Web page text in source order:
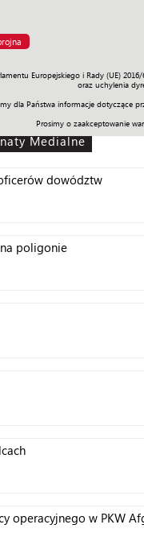
Europejskiego i Rady (UE)
oraz uchylenia
dla Państwa informacje dotyczące
Prosimy o zaakceptowanie
Prawo Świat
Medialne
dowództw
na poligonie
operacyjnego w PKW